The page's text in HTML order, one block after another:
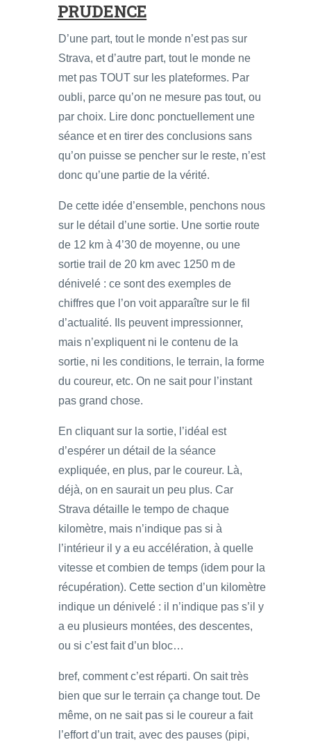
PRUDENCE
D’une part, tout le monde n’est pas sur
Strava, et d’autre part, tout le monde ne
met pas TOUT sur les plateformes. Par
oubli, parce qu’on ne mesure pas tout, ou
par choix. Lire donc ponctuellement une
séance et en tirer des conclusions sans
qu’on puisse se pencher sur le reste, n’est
donc qu’une partie de la vérité.
De cette idée d’ensemble, penchons nous
sur le détail d’une sortie. Une sortie route
de 12 km à 4’30 de moyenne, ou une
sortie trail de 20 km avec 1250 m de
dénivelé : ce sont des exemples de
chiffres que l’on voit apparaître sur le fil
d’actualité. Ils peuvent impressionner,
mais n’expliquent ni le contenu de la
sortie, ni les conditions, le terrain, la forme
du coureur, etc. On ne sait pour l’instant
pas grand chose.
En cliquant sur la sortie, l’idéal est
d’espérer un détail de la séance
expliquée, en plus, par le coureur. Là,
déjà, on en saurait un peu plus. Car
Strava détaille le tempo de chaque
kilomètre, mais n’indique pas si à
l’intérieur il y a eu accélération, à quelle
vitesse et combien de temps (idem pour la
récupération). Cette section d’un kilomètre
indique un dénivelé : il n’indique pas s’il y
a eu plusieurs montées, des descentes,
ou si c’est fait d’un bloc…
bref, comment c’est réparti. On sait très
bien que sur le terrain ça change tout. De
même, on ne sait pas si le coureur a fait
l’effort d’un trait, avec des pauses (pipi,